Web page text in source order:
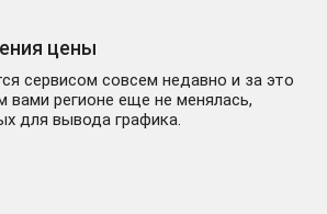
цены
сервисом совсем недавно и за это
вами регионе еще не менялась,
для вывода графика.